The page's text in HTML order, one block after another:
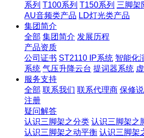
系列 T100系列 T150系列 三脚架
AU音频类产品 LD灯光类产品
集团简介
全部 集团简介 发展历程
产品资质
公司证书 ST2110 IP系统 智能化
系统 气压升降云台 提词器系统
服务支持
全部 联系我们 联系代理商 保修
注册
疑问解答
认识三脚架之分类 认识三脚架之
认识三脚架之动平衡 认识三脚架